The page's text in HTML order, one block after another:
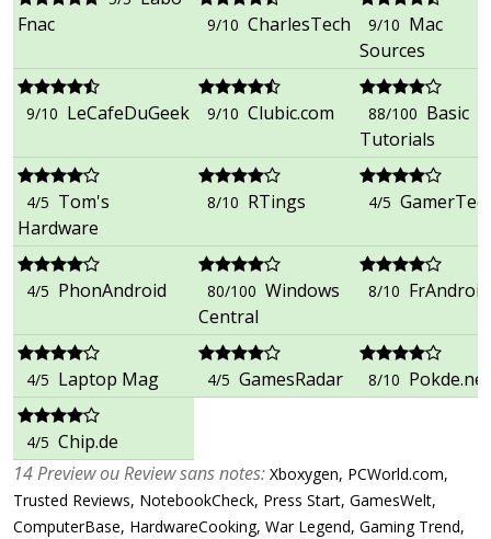
Fnac
9/10 CharlesTech 9/10 Mac
Sources
9/10 LeCafeDuGeek 9/10 Clubic.com 88/100 Basic
Tutorials
4/5 Tom's
Hardware
8/10 RTings 4/5
4/5 PhonAndroid 80/100 Windows
Central
8/10 FrAndroid
4/5 Laptop Mag 4/5 GamesRadar 8/10 Pokde.net
4/5 Chip.de
14 Preview ou Review sans notes: Xboxygen, PCWorld.com,
Trusted Reviews, NotebookCheck, Press Start, GamesWelt,
ComputerBase, HardwareCooking, War Legend, Gaming Trend,